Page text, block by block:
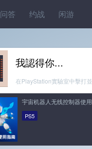
问答 约战 闲游
我認得你...
在PlayStation實驗室中擊打
宇宙机器人无线控制器使
PS5